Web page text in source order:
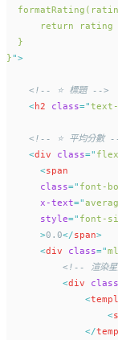
return rating
  }
}">
<!-- ⭐ 標題 -->
<h2 class="text-
<!-- ⭐ 平均分數
<div class="
<span
class=" font-
x-text="
style=" font-
      >
0.0</span>
<div class="
<!-- 渲染
<div class
<
<
</